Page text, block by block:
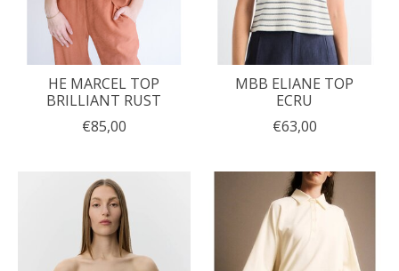
HE MARCEL TOP
BRILLIANT RUST
€85,00
MBB ELIANE TOP
ECRU
€63,00